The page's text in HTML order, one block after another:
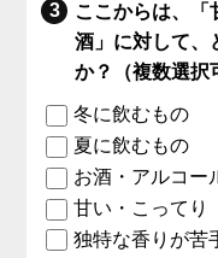
ここからは、「
酒」に対して、
か？（複数選択
冬に飲むもの
夏に飲むもの
お酒・アルコー
甘い・こってり
独特な香りが苦